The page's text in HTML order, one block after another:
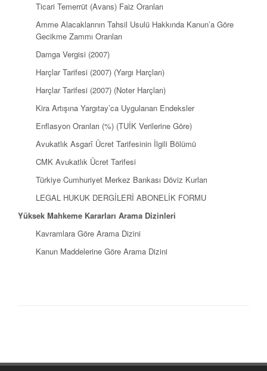
Ticari Temerrüt (Avans) Faiz Oranları
Amme Alacaklarının Tahsil Usulü Hakkında Kanun’a Göre
Gecikme Zammı Oranları
Damga Vergisi (2007)
Harçlar Tarifesi (2007) (Yargı Harçları)
Harçlar Tarifesi (2007) (Noter Harçları)
Kira Artışına Yargıtay’ca Uygulanan Endeksler
Enflasyon Oranları (%) (TUİK Verilerine Göre)
Avukatlık Asgarî Ücret Tarifesinin İlgili Bölümü
CMK Avukatlık Ücret Tarifesi
Türkiye Cumhuriyet Merkez Bankası Döviz Kurları
LEGAL HUKUK DERGİLERİ ABONELİK FORMU
Yüksek Mahkeme Kararları Arama Dizinleri
Kavramlara Göre Arama Dizini
Kanun Maddelerine Göre Arama Dizini